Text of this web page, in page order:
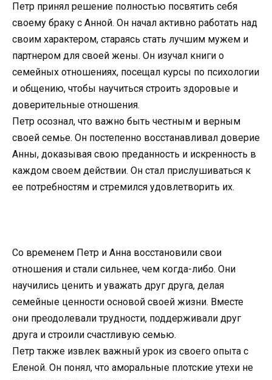
Петр принял решение полностью посвятить себя
своему браку с Анной. Он начал активно работать над
своим характером, стараясь стать лучшим мужем и
партнером для своей жены. Он изучал книги о
семейных отношениях, посещал курсы по психологии
и общению, чтобы научиться строить здоровые и
доверительные отношения.
Петр осознал, что важно быть честным и верным
своей семье. Он постепенно восстанавливал доверие
Анны, доказывая свою преданность и искренность в
каждом своем действии. Он стал прислушиваться к
ее потребностям и стремился удовлетворить их.
Со временем Петр и Анна восстановили свои
отношения и стали сильнее, чем когда-либо. Они
научились ценить и уважать друг друга, делая
семейные ценности основой своей жизни. Вместе
они преодолевали трудности, поддерживали друг
друга и строили счастливую семью.
Петр также извлек важный урок из своего опыта с
Еленой. Он понял, что аморальные плотские утехи не